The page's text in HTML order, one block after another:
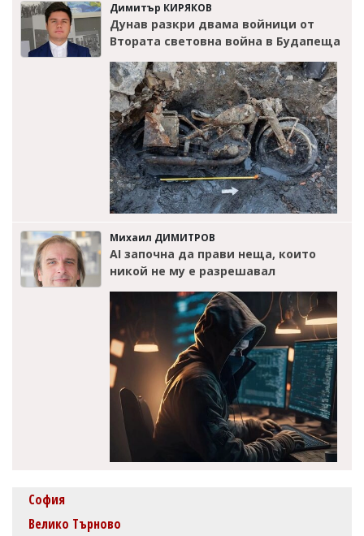
Димитър КИРЯКОВ
Дунав разкри двама войници от
Втората световна война в Будапеща
Михаил ДИМИТРОВ
AI започна да прави неща, които
никой не му е разрешавал
София
Велико Търново